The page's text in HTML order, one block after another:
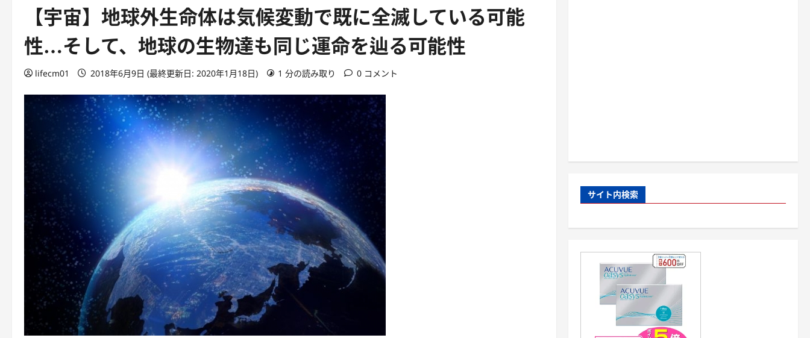
【宇宙】地球外生命体は気候変動で既に全滅している可能
性…そして、地球の生物達も同じ運命を辿る可能性
lifecm01 2018年6月9日 (最終更新日: 2020年1月18日) 1 分の読み取り 0 コメント
サイト内検索